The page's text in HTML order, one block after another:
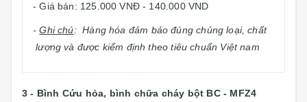
- Giá bán: 125.000 VNĐ - 140.000 VND
-Ghi chú: Hàng hóa đảm bảo đúng chủng loại, chất
lượng và được kiểm định theo tiêu chuẩn Việt nam
3 - Bình Cứu hỏa, bình chữa cháy bột BC - MFZ4